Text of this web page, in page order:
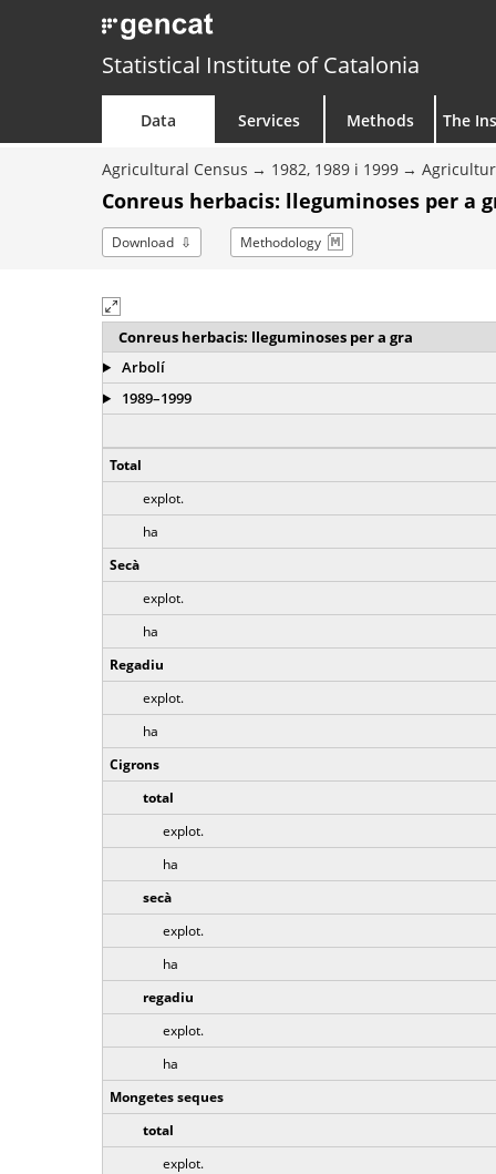
Statistical Institute of Catalonia
Data Services Methods The
Agricultural Census 1982, 1989 i 1999
Conreus herbacis: lleguminoses per a
Download Methodology
Conreus herbacis: lleguminoses per a gra
Arbolí
1989–1999
Total
explot.
ha
Secà
explot.
ha
Regadiu
explot.
ha
Cigrons
total
explot.
ha
secà
explot.
ha
regadiu
explot.
ha
Mongetes seques
total
explot.